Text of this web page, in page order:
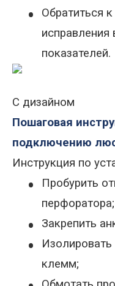
•
Обратиться
исправления
показателей.
С дизайном
Пошаговая
подключению
Инструкция по
•
Пробурить
перфоратора;
• Закрепить
•
клемм;